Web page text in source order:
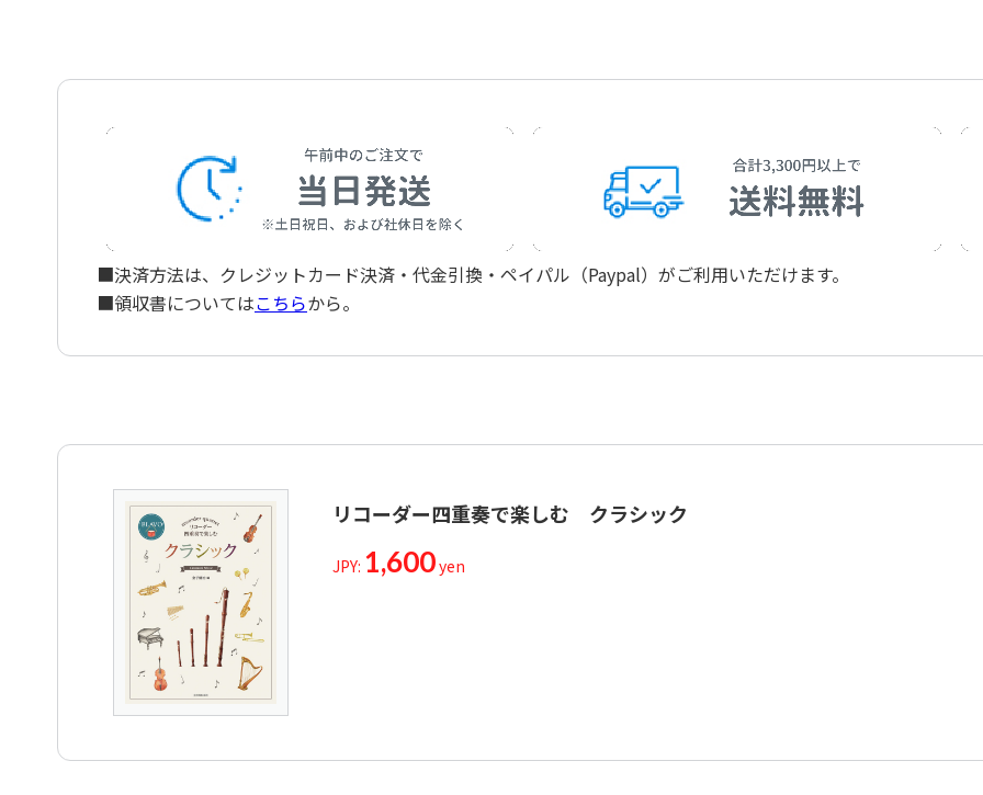
■決済方法は、クレジットカード決済・代金引換・ペイパル（Paypal）がご利用いただけます。
■領収書についてはこちらから。
リコーダー四重奏で楽しむ クラシック
JPY: 1,600yen